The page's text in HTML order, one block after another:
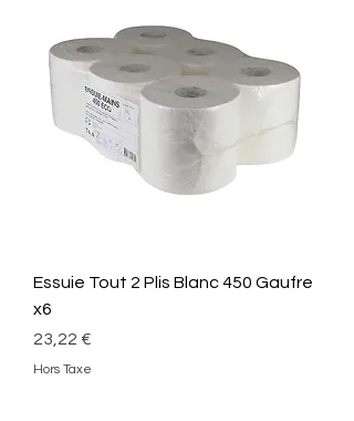
Essuie Tout 2 Plis Blanc 450 Gaufre
x6
Prix
23,22 €
Hors Taxe